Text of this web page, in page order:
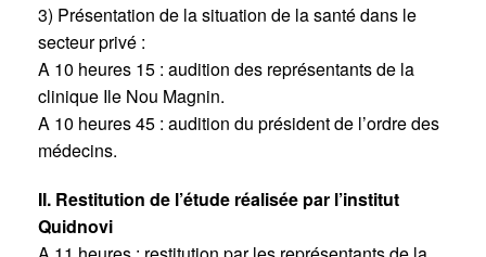
3) Présentation de la situation de la santé dans le
secteur privé :
A 10 heures 15 : audition des représentants de la
clinique Ile Nou Magnin.
A 10 heures 45 : audition du président de l’ordre des
médecins.
II. Restitution de l’étude réalisée par l’institut
Quidnovi